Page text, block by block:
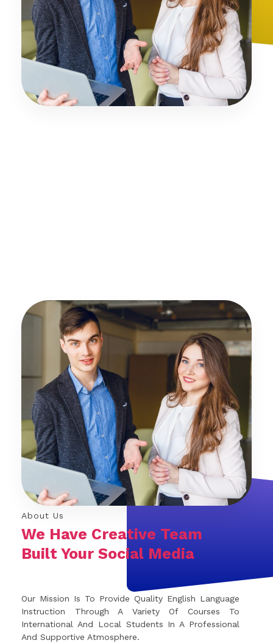
About Us
We Have Creative Team
Built Your Social Media
Our Mission Is To Provide Quality English Language
Instruction Through A Variety Of Courses To
International And Local Students In A Professional
And Supportive Atmosphere.